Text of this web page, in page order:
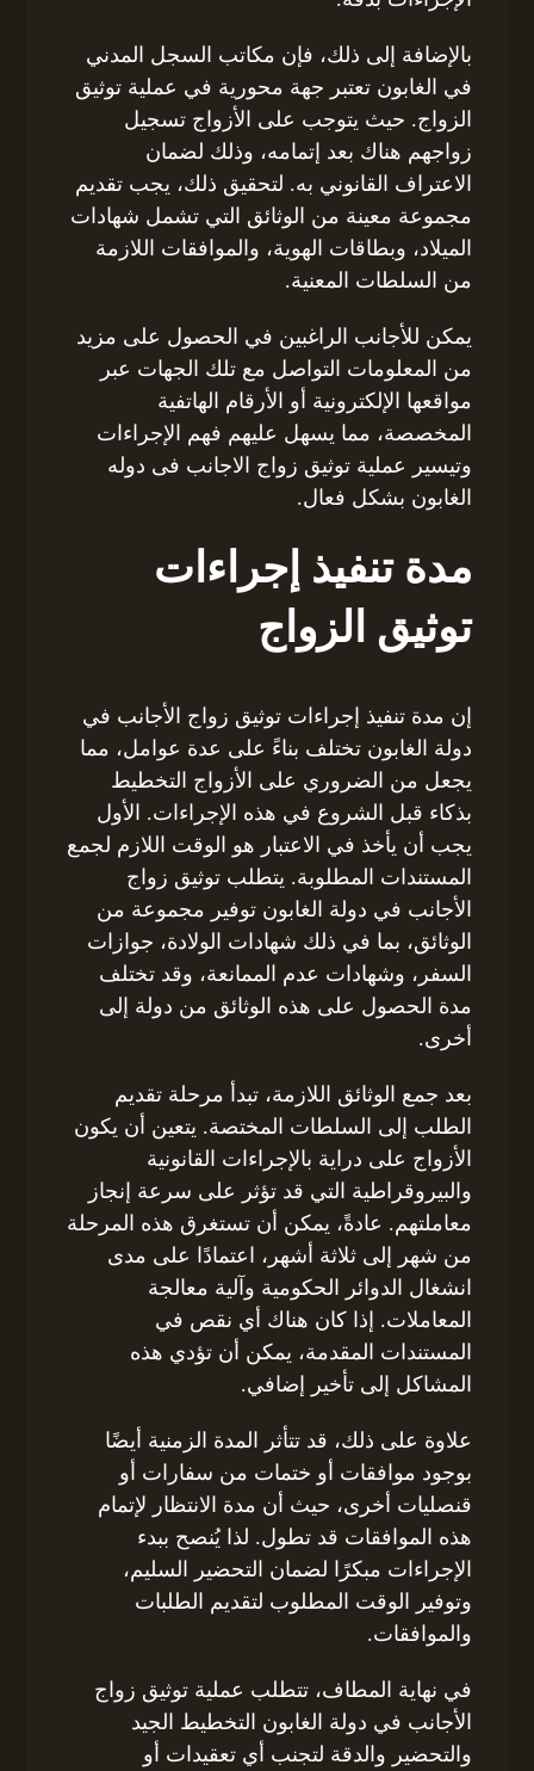
بالإضافة إلى ذلك، فإن مكاتب السجل المدني
في الغابون تعتبر جهة محورية في عملية توثيق
الزواج. حيث يتوجب على الأزواج تسجيل
زواجهم هناك بعد إتمامه، وذلك لضمان
الاعتراف القانوني به. لتحقيق ذلك، يجب تقديم
مجموعة معينة من الوثائق التي تشمل شهادات
الميلاد، وبطاقات الهوية، والموافقات اللازمة
من السلطات المعنية.
يمكن للأجانب الراغبين في الحصول على مزيد
من المعلومات التواصل مع تلك الجهات عبر
مواقعها الإلكترونية أو الأرقام الهاتفية
المخصصة، مما يسهل عليهم فهم الإجراءات
وتيسير عملية توثيق زواج الاجانب فى دوله
الغابون بشكل فعال.
مدة تنفيذ إجراءات
توثيق الزواج
إن مدة تنفيذ إجراءات توثيق زواج الأجانب في
دولة الغابون تختلف بناءً على عدة عوامل، مما
يجعل من الضروري على الأزواج التخطيط
بذكاء قبل الشروع في هذه الإجراءات. الأول
يجب أن يأخذ في الاعتبار هو الوقت اللازم لجمع
المستندات المطلوبة. يتطلب توثيق زواج
الأجانب في دولة الغابون توفير مجموعة من
الوثائق، بما في ذلك شهادات الولادة، جوازات
السفر، وشهادات عدم الممانعة، وقد تختلف
مدة الحصول على هذه الوثائق من دولة إلى
أخرى.
بعد جمع الوثائق اللازمة، تبدأ مرحلة تقديم
الطلب إلى السلطات المختصة. يتعين أن يكون
الأزواج على دراية بالإجراءات القانونية
والبيروقراطية التي قد تؤثر على سرعة إنجاز
معاملتهم. عادةً، يمكن أن تستغرق هذه المرحلة
من شهر إلى ثلاثة أشهر، اعتمادًا على مدى
انشغال الدوائر الحكومية وآلية معالجة
المعاملات. إذا كان هناك أي نقص في
المستندات المقدمة، يمكن أن تؤدي هذه
المشاكل إلى تأخير إضافي.
علاوة على ذلك، قد تتأثر المدة الزمنية أيضًا
بوجود موافقات أو ختمات من سفارات أو
قنصليات أخرى، حيث أن مدة الانتظار لإتمام
هذه الموافقات قد تطول. لذا يُنصح ببدء
الإجراءات مبكرًا لضمان التحضير السليم،
وتوفير الوقت المطلوب لتقديم الطلبات
والموافقات.
في نهاية المطاف، تتطلب عملية توثيق زواج
الأجانب في دولة الغابون التخطيط الجيد
والتحضير والدقة لتجنب أي تعقيدات أو